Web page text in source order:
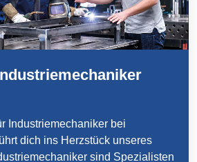
Industriemechaniker bei
dich ins Herzstück unseres
sind Spezialisten